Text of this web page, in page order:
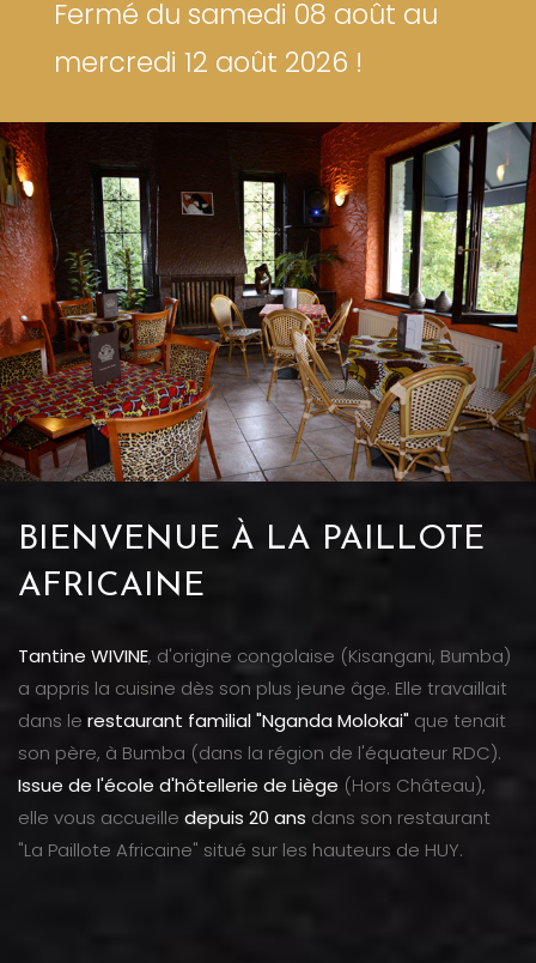
Fermé du samedi 08 août au
mercredi 12 août 2026 !
BIENVENUE À LA PAILLOTE
AFRICAINE
Tantine WIVINE, d'origine congolaise (Kisangani, Bumba)
a appris la cuisine dès son plus jeune âge. Elle travaillait
dans le restaurant familial "Nganda Molokai" que tenait
son père, à Bumba (dans la région de l'équateur RDC).
Issue de l'école d'hôtellerie de Liège (Hors Château),
elle vous accueille depuis 20 ans dans son restaurant
"La Paillote Africaine" situé sur les hauteurs de HUY.